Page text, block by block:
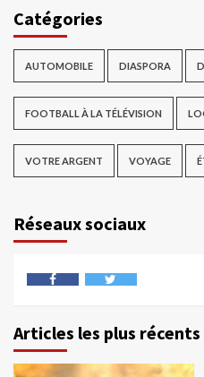
Catégories
AUTOMOBILE DIASPORA
FOOTBALL À LA TÉLÉVISION
VOTRE ARGENT VOYAGE
Réseaux sociaux
Articles les plus récents